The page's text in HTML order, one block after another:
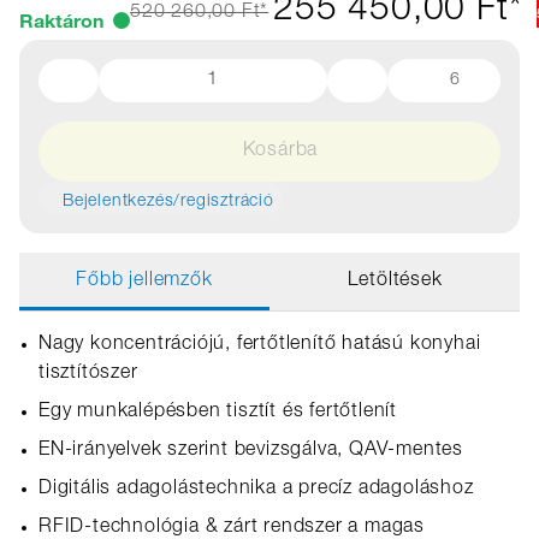
Raktáron 520 260,00 Ft* 255 450,00 Ft*
6
Kosárba
Bejelentkezés/regisztráció
Főbb jellemzők Letöltések
Nagy koncentrációjú, fertőtlenítő hatású konyhai
tisztítószer
Egy munkalépésben tisztít és fertőtlenít
EN‑irányelvek szerint bevizsgálva, QAV-mentes
Digitális adagolástechnika a precíz adagoláshoz
RFID‑technológia & zárt rendszer a magas